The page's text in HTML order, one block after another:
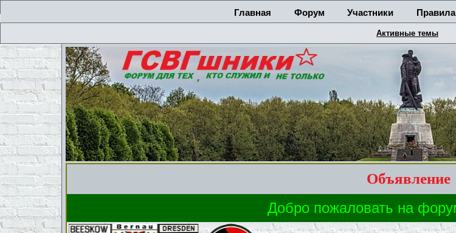
Главная Форум Участники Правила
Активные темы
Объявление